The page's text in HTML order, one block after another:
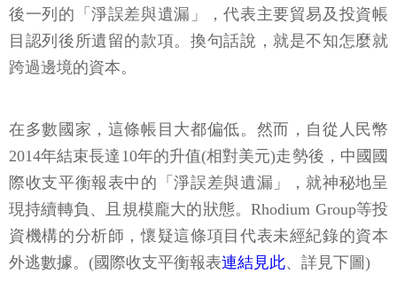
後一列的「淨誤差與遺漏」，代表主要貿易及投資帳
目認列後所遺留的款項。換句話說，就是不知怎麼就
跨過邊境的資本。
在多數國家，這條帳目大都偏低。然而，自從人民幣
2014年結束長達10年的升值(相對美元)走勢後，中國國
際收支平衡報表中的「淨誤差與遺漏」，就神秘地呈
現持續轉負、且規模龐大的狀態。Rhodium Group等投
資機構的分析師，懷疑這條項目代表未經紀錄的資本
外逃數據。(國際收支平衡報表連結見此、詳見下圖)